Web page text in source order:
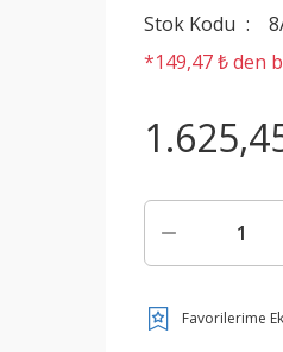
Stok Kodu
*149,47 ₺ den